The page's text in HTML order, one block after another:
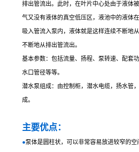
排出管流出。此时，在叶片中心处由于液体
气又没有液体的真空低压区，液池中的液体
吸入管流入泵内，液体就是这样连续不断地
不断地从排出管流出。
基本参数：包括流量、扬程、泵转速、配套
水口管径等等。
潜水泵组成：由控制柜，潜水电缆，扬水管
成。
主要优点：
●泵体是圆柱状，可以非常容易放进较窄的空